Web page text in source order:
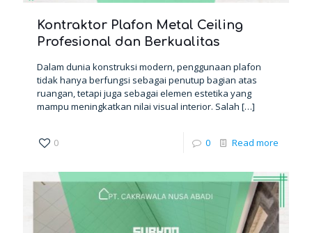
Kontraktor Plafon Metal Ceiling
Profesional dan Berkualitas
Dalam dunia konstruksi modern, penggunaan plafon
tidak hanya berfungsi sebagai penutup bagian atas
ruangan, tetapi juga sebagai elemen estetika yang
mampu meningkatkan nilai visual interior. Salah […]
0 0 Read more